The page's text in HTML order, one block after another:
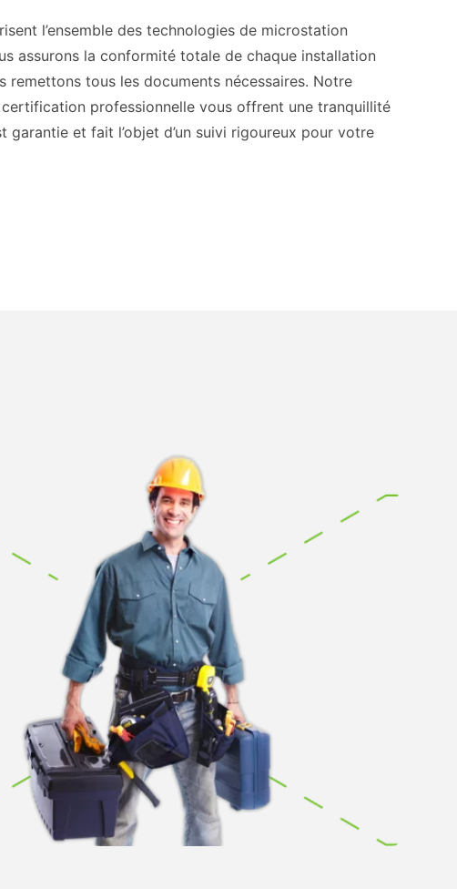
l’ensemble des technologies de microstation
assurons la conformité totale de chaque installation
remettons tous les documents nécessaires. Notre
professionnelle vous offrent une tranquillité
garantie et fait l’objet d’un suivi rigoureux pour votre